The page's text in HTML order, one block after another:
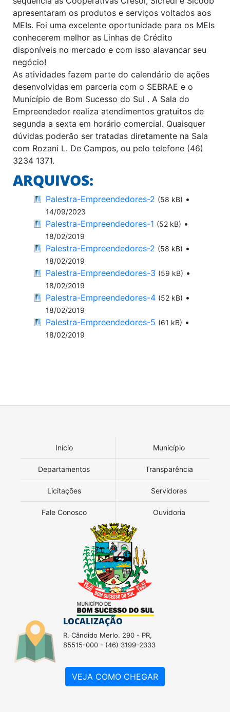
apresentaram os produtos e serviços voltados aos
MEIs. Foi uma excelente oportunidade para os MEIs
conhecerem melhor as Linhas de Crédito
disponíveis no mercado e com isso alavancar seu
negócio!
As atividades fazem parte do calendário de ações
desenvolvidas em parceria com o SEBRAE e o
Município de Bom Sucesso do Sul . A Sala do
Empreendedor realiza atendimentos gratuitos de
segunda a sexta em horário comercial. Quaisquer
dúvidas poderão ser tratadas diretamente na Sala
com Rozani L. De Campos, ou pelo telefone (46)
3234 1371.
ARQUIVOS:
Palestra-Empreendedores-2 (58 kB) •
14/09/2023
Palestra-Empreendedores-1 (52 kB) •
18/02/2019
Palestra-Empreendedores-2 (58 kB) •
18/02/2019
Palestra-Empreendedores-3 (59 kB) •
18/02/2019
Palestra-Empreendedores-4 (52 kB) •
18/02/2019
Palestra-Empreendedores-5 (61 kB) •
18/02/2019
Início Município
Departamentos Transparência
Licitações Servidores
Fale Conosco Ouvidoria
LOCALIZAÇÃO
R. Cândido Merlo. 290 - PR,
85515-000 - (46) 3199-2333
VEJA COMO CHEGAR